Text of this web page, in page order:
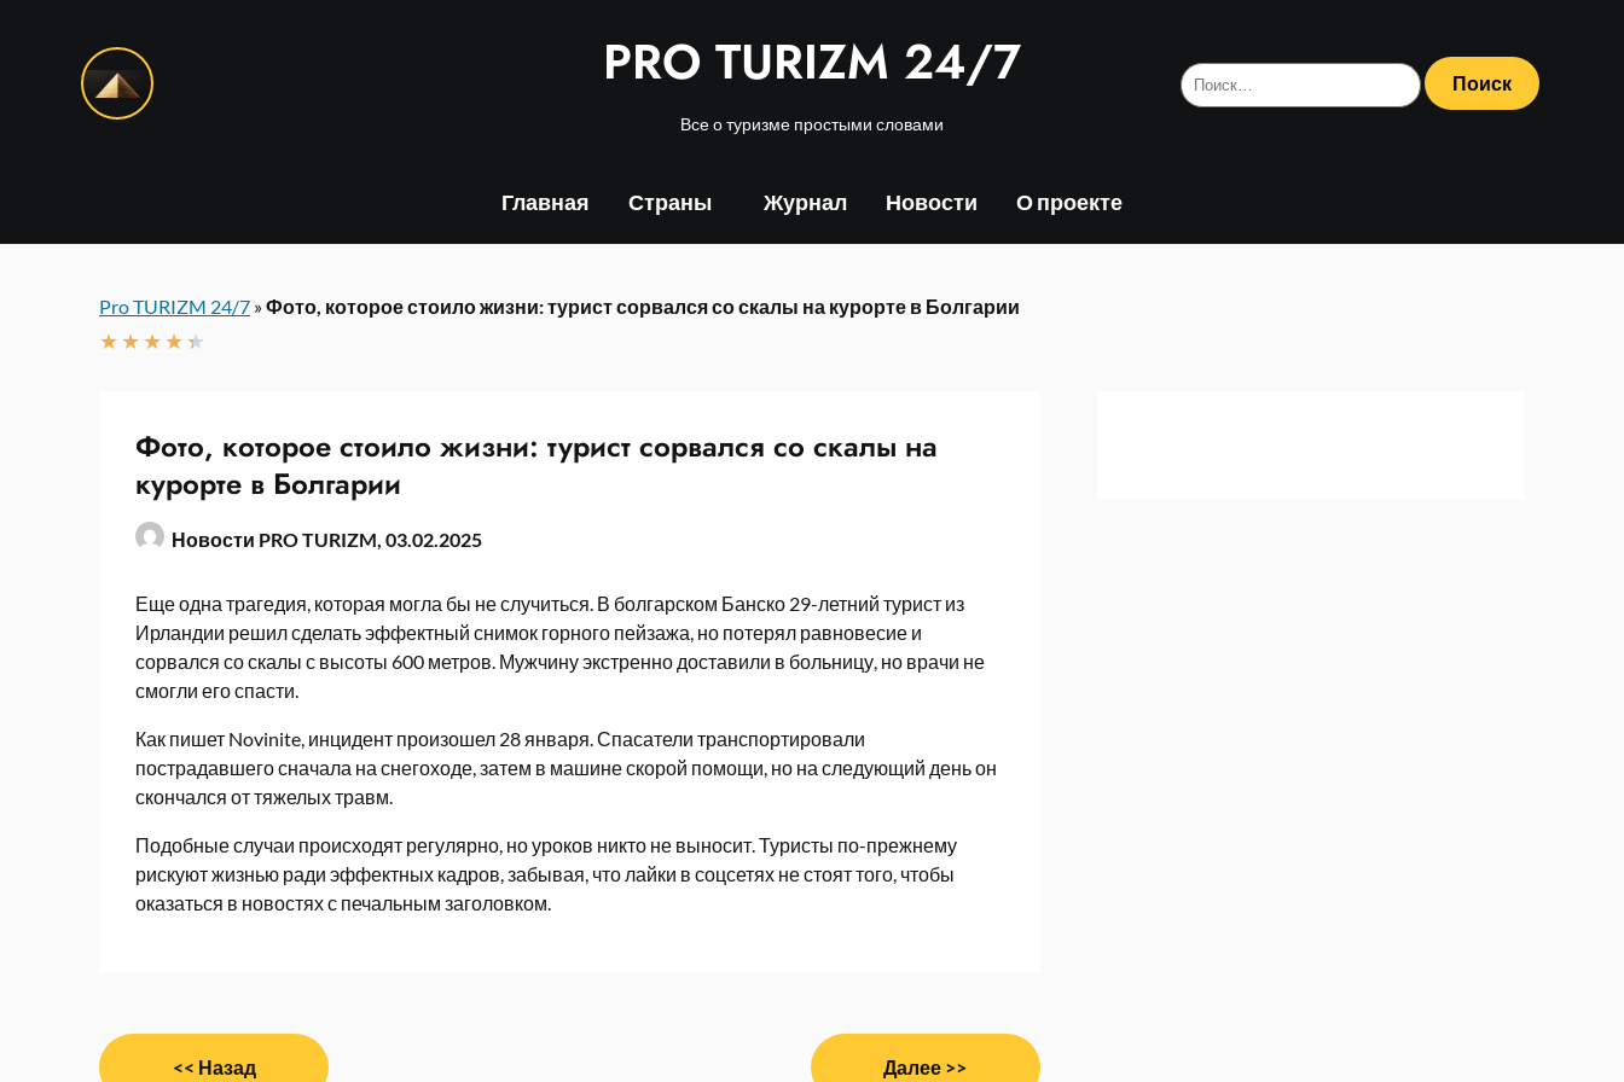
PRO TURIZM 24/7
Все о туризме простыми словами
Найти:
Главная Страны Журнал Новости О проекте
Pro TURIZM 24/7 »Фото, которое стоило жизни: турист сорвался со скалы на курорте в Болгарии
★★★★★
Фото, которое стоило жизни: турист сорвался со скалы на
курорте в Болгарии
Новости PRO TURIZM, 03.02.2025
Еще одна трагедия, которая могла бы не случиться. В болгарском Банско 29-летний турист из
Ирландии решил сделать эффектный снимок горного пейзажа, но потерял равновесие и
сорвался со скалы с высоты 600 метров. Мужчину экстренно доставили в больницу, но врачи не
смогли его спасти.
Как пишет Novinite, инцидент произошел 28 января. Спасатели транспортировали
пострадавшего сначала на снегоходе, затем в машине скорой помощи, но на следующий день он
скончался от тяжелых травм.
Подобные случаи происходят регулярно, но уроков никто не выносит. Туристы по-прежнему
рискуют жизнью ради эффектных кадров, забывая, что лайки в соцсетях не стоят того, чтобы
оказаться в новостях с печальным заголовком.
Навигация
<< Назад Далее >>